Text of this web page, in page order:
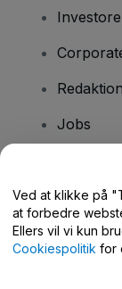
Redaktion
Jobs
Har du
Ved at klikke på
at forbedre
Ellers vil vi kun
Cookiespolitik for